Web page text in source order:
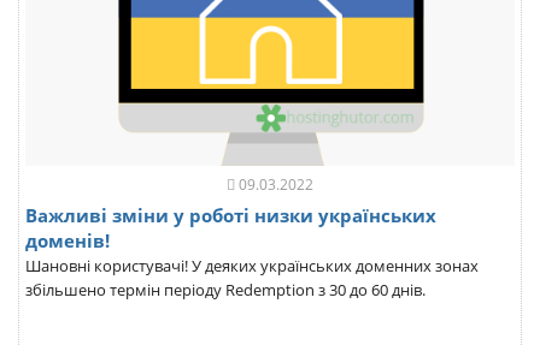
09.03.2022
Важливі зміни у роботі низки українських
доменів!
Шановні користувачі! У деяких українських доменних зонах
збільшено термін періоду Redemption з 30 до 60 днів.